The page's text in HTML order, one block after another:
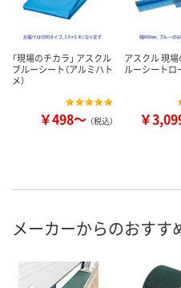
「現場のチカラ」 アスクル
ブルーシート（アルミハト
メ）
￥498～ （税込）
アスクル 現
ルーシートロ
￥
メーカーからのおすす